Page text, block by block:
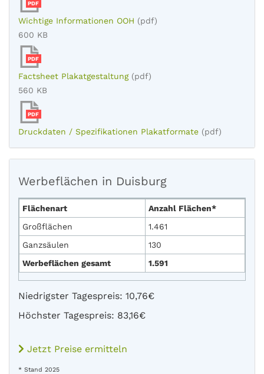
PDF
Wichtige Informationen OOH (pdf)
600 KB
PDF
Factsheet Plakatgestaltung (pdf)
560 KB
PDF
Druckdaten / Spezifikationen Plakatformate (pdf)
Werbeflächen in Duisburg
Flächenart
Anzahl Flächen*
Großflächen
1.461
Ganzsäulen
130
Werbeflächen gesamt
1.591
Niedrigster Tagespreis: 10,76€
Höchster Tagespreis: 83,16€
Jetzt Preise ermitteln
* Stand 2025